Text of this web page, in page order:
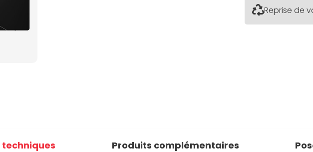
Reprise de
Produits complémentaires